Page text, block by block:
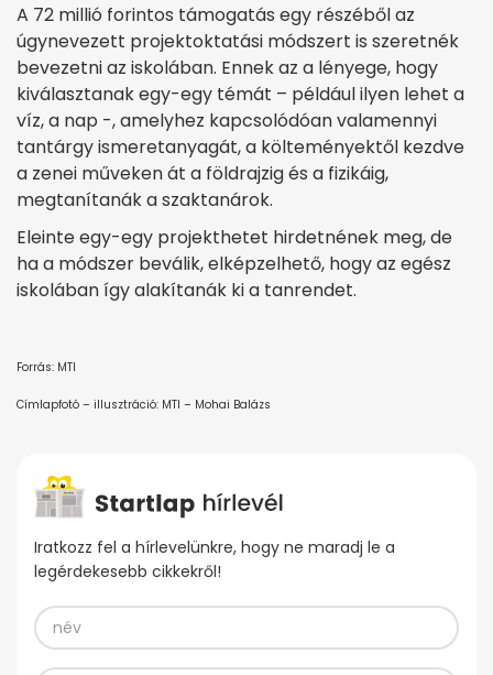
A 72 millió forintos támogatás egy részéből az
úgynevezett projektoktatási módszert is szeretnék
bevezetni az iskolában. Ennek az a lényege, hogy
kiválasztanak egy-egy témát – például ilyen lehet a
víz, a nap -, amelyhez kapcsolódóan valamennyi
tantárgy ismeretanyagát, a költeményektől kezdve
a zenei műveken át a földrajzig és a fizikáig,
megtanítanák a szaktanárok.
Eleinte egy-egy projekthetet hirdetnének meg, de
ha a módszer beválik, elképzelhető, hogy az egész
iskolában így alakítanák ki a tanrendet.
Forrás: MTI
Címlapfotó – illusztráció: MTI – Mohai Balázs
Iratkozz fel a hírlevelünkre, hogy ne maradj le a
legérdekesebb cikkekről!